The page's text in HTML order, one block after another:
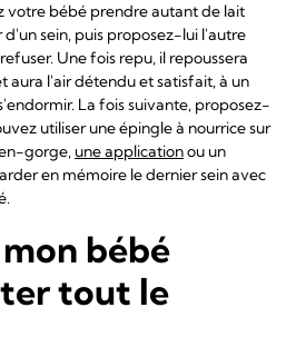
votre bébé prendre autant de lait
sein, puis proposez-lui l'autre
Une fois repu, il repoussera
aura l'air détendu et satisfait, à un
La fois suivante, proposez-
utiliser une épingle à nourrice sur
gorge, une applicationou un
en mémoire le dernier sein avec
bébé
tout le